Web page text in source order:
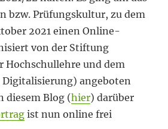
bzw. Prüfungskultur, zu dem
2021 einen Online-
von der Stiftung
Hochschullehre und dem
angeboten
diesem Blog (hier) darüber
ist nun online frei